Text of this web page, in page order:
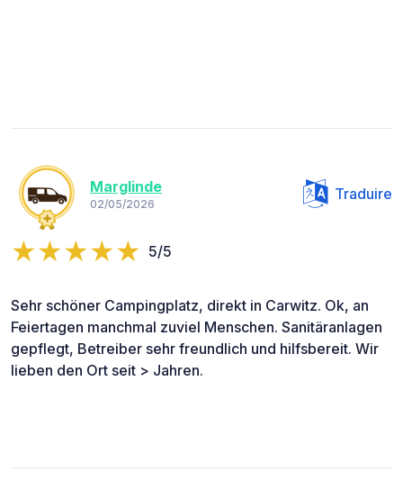
Marglinde
02/05/2026
Traduire
5/5
Sehr schöner Campingplatz, direkt in Carwitz. Ok, an
Feiertagen manchmal zuviel Menschen. Sanitäranlagen
gepflegt, Betreiber sehr freundlich und hilfsbereit. Wir
lieben den Ort seit > Jahren.